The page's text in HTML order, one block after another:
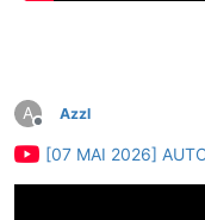
A
Deconectat
Azzl
[07 MAI 2026]